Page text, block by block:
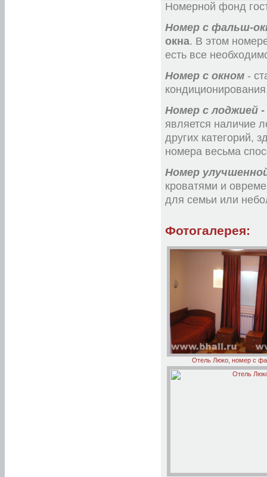
Номерной фонд
Номер с фальш-
окна. В этом
есть все
Номер с окном -
Номер с лоджией -
является наличие
других категорий,
номера весьма
Номер
кроватями и
для семьи или
Фотогалерея:
Отель Люко, номер с